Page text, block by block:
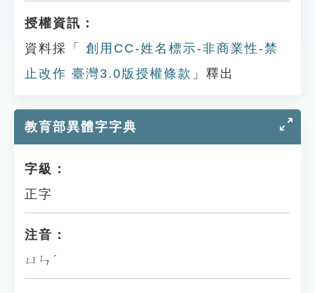
授權資訊：
資料採「
創用CC-姓名標示-非商業性-禁
止改作 臺灣3.0版授權條款 」釋出
教育部異體字字典
字級：
正字
注音：
ㄩㄣˊ